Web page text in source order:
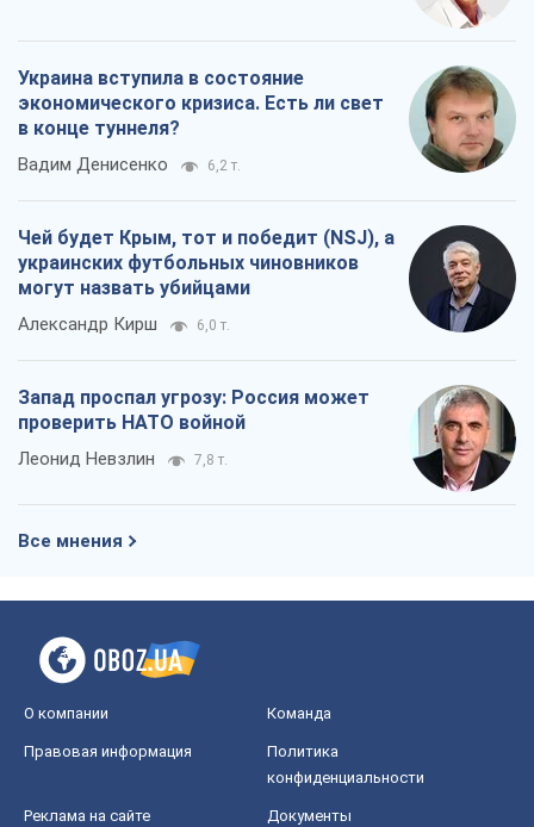
Украина вступила в состояние
экономического кризиса. Есть ли свет
в конце туннеля?
Вадим Денисенко 6,2 т.
Чей будет Крым, тот и победит (NSJ), а
украинских футбольных чиновников
могут назвать убийцами
Александр Кирш 6,0 т.
Запад проспал угрозу: Россия может
проверить НАТО войной
Леонид Невзлин 7,8 т.
Все мнения
О компании Команда
Правовая информация
Политика
конфиденциальности
Реклама на сайте Документы